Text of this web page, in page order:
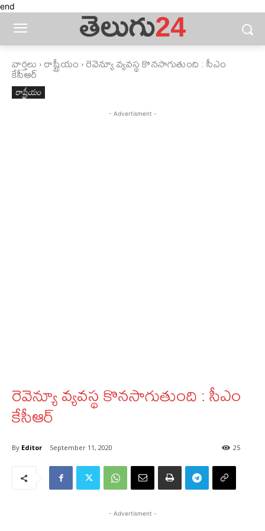
end
వార్తలు రాష్ట్రీయం రెవెన్యూ వ్యవస్థ కొనసాగుతుంది : సీఎం
కేసీఆర్‌
రాష్ట్రీయం
- Advertisment -
రెవెన్యూ వ్యవస్థ కొనసాగుతుంది : సీఎం
కేసీఆర్‌
By Editor September 11, 2020 25
- Advertisment -